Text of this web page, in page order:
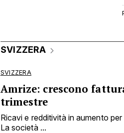
SVIZZERA
SVIZZERA
Amrize: crescono
trimestre
Ricavi e redditività in aumento
La società ...